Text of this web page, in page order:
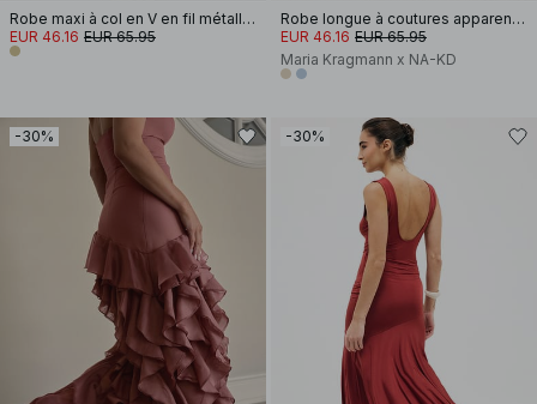
Robe maxi à col en V en fil métallique
EUR 46.16 EUR 65.95
Robe longue à coutures apparentes
EUR 46.16 EUR 65.95
Maria Kragmann x NA-KD
-30% -30%